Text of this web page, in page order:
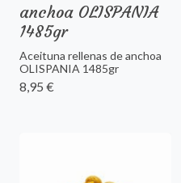
anchoa OLISPANIA
1485gr
Aceituna rellenas de anchoa
OLISPANIA 1485gr
8,95 €